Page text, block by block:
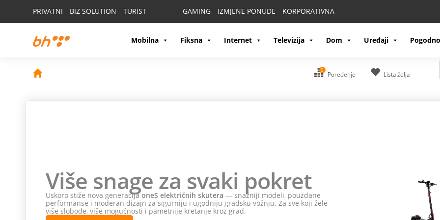
PRIVATNI BIZ SOLUTION TURIST GAMING IZMJENE PONUDE KORPORATIVNA
Mobilna Fiksna Internet Televizija Dom Uređaji
0
Poređenje Lista želja
Više snage za svaki pokret
Uskoro stiže nova generacijaoneS električnih skutera — snažniji modeli, pouzdane
performanse i moderan dizajn za sigurniju i ugodniju gradsku vožnju. Za sve koji žele
više slobode, više mogućnosti i pametnije kretanje kroz grad.